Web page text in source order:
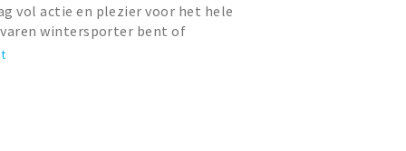
vol actie en plezier voor het hele
wintersporter bent of
naar deze actieve...